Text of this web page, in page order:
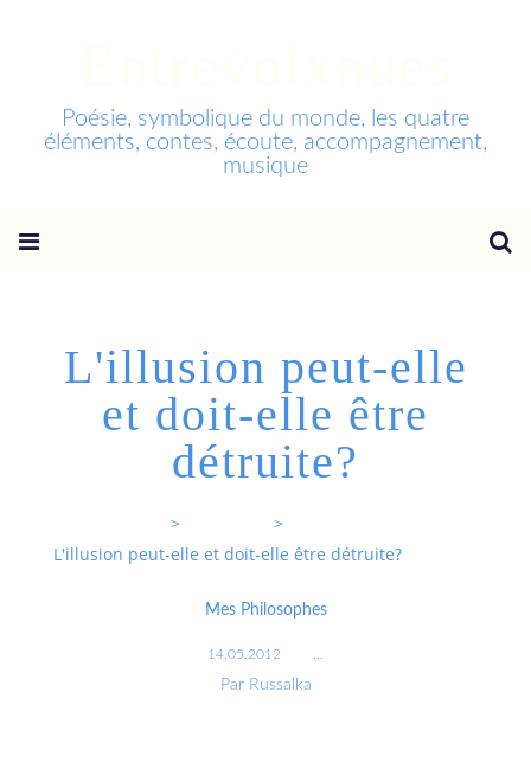
Poésie, symbolique du monde, les quatre
éléments, contes, écoute, accompagnement,
musique
L'illusion peut-elle
et doit-elle être
détruite?
>
>
L'illusion peut-elle et doit-elle être détruite?
Mes Philosophes
14.05.2012
Par Russalka